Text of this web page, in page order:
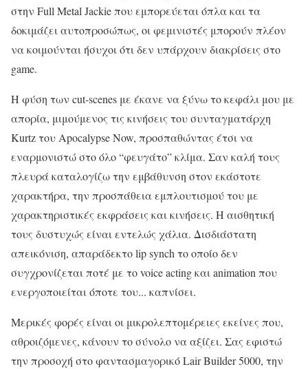
στην Full Metal Jackie που εμπορεύεται όπλα και τα
δοκιμάζει αυτοπροσώπως, οι φεμινιστές μπορούν πλέον
να κοιμούνται ήσυχοι ότι δεν υπάρχουν διακρίσεις στο
game.
Η φύση των cut-scenes με έκανε να ξύνω το κεφάλι μου με
απορία, μιμούμενος τις κινήσεις του συνταγματάρχη
Kurtz του Apocalypse Now, προσπαθώντας έτσι να
εναρμονιστώ στο όλο “φευγάτο” κλίμα. Σαν καλή τους
πλευρά καταλογίζω την εμβάθυνση στον εκάστοτε
χαρακτήρα, την προσπάθεια εμπλουτισμού του με
χαρακτηριστικές εκφράσεις και κινήσεις. Η αισθητική
τους δυστυχώς είναι εντελώς χάλια. Δισδιάστατη
απεικόνιση, απαράδεκτο lip synch το οποίο δεν
συγχρονίζεται ποτέ με το voice acting και animation που
ενεργοποιείται όποτε του... καπνίσει.
Μερικές φορές είναι οι μικρολεπτομέρειες εκείνες που,
αθροιζόμενες, κάνουν το σύνολο να αξίζει. Σας εφιστώ
την προσοχή στο φαντασμαγορικό Lair Builder 5000, την